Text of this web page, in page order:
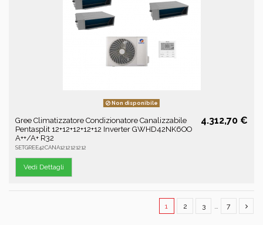
Non disponibile
Gree Climatizzatore Condizionatore Canalizzabile
Pentasplit 12+12+12+12+12 Inverter GWHD42NK6OO
A++/A+ R32
SETGREE42CANA1212121212
4.312,70 €
Vedi Dettagli
1 2 3 7